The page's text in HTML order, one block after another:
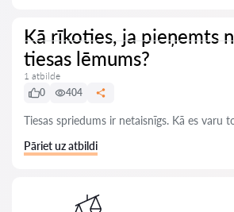
Kā rīkoties, ja pieņemts
tiesas lēmums?
1 atbilde
0
404
Tiesas spriedums ir netaisnīgs. Kā es varu
Pāriet uz atbildi